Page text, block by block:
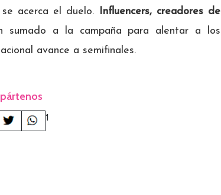
acerca el duelo. Influencers, creadores de
sumado a la campaña para alentar a los
avance a semifinales.
1